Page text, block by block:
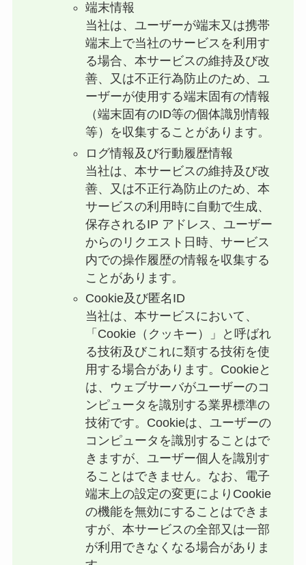
端末情報
当社は、ユーザーが端末又は携帯
端末上で当社のサービスを利用す
る場合、本サービスの維持及び改
善、又は不正行為防止のため、ユ
ーザーが使用する端末固有の情報
（端末固有のID等の個体識別情報
等）を収集することがあります。
ログ情報及び行動履歴情報
当社は、本サービスの維持及び改
善、又は不正行為防止のため、本
サービスの利用時に自動で生成、
保存されるIP アドレス、ユーザー
からのリクエスト日時、サービス
内での操作履歴の情報を収集する
ことがあります。
Cookie及び匿名ID
当社は、本サービスにおいて、
「Cookie（クッキー）」と呼ばれ
る技術及びこれに類する技術を使
用する場合があります。Cookieと
は、ウェブサーバがユーザーのコ
ンピュータを識別する業界標準の
技術です。Cookieは、ユーザーの
コンピュータを識別することはで
きますが、ユーザー個人を識別す
ることはできません。なお、電子
端末上の設定の変更によりCookie
の機能を無効にすることはできま
すが、本サービスの全部又は一部
が利用できなくなる場合がありま